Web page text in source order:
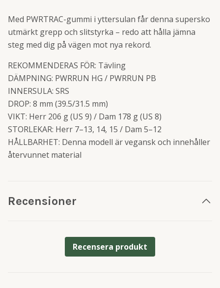
Med PWRTRAC-gummi i yttersulan får denna supersko
utmärkt grepp och slitstyrka – redo att hålla jämna
steg med dig på vägen mot nya rekord.
REKOMMENDERAS FÖR: Tävling
DÄMPNING: PWRRUN HG / PWRRUN PB
INNERSULA: SRS
DROP: 8 mm (39.5/31.5 mm)
VIKT: Herr 206 g (US 9) / Dam 178 g (US 8)
STORLEKAR: Herr 7–13, 14, 15 / Dam 5–12
HÅLLBARHET: Denna modell är vegansk och innehåller
återvunnet material
Recensioner
Recensera produkt